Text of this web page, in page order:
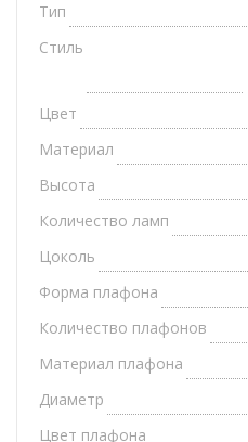
Тип
Стиль
Цвет
Материал
Высота
Количество ламп
Цоколь
Форма плафона
Количество плафонов
Материал плафона
Диаметр
Цвет плафона